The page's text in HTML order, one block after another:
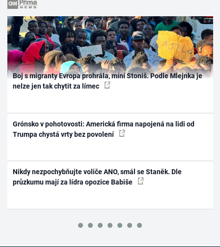
Boj s migranty Evropa prohrála, míní Stoniš. Podle Mlejnka je
nelze jen tak chytit za límec
Grónsko v pohotovosti: Americká firma napojená na lidi od
Trumpa chystá vrty bez povolení
Nikdy nezpochybňujte voliče ANO, smál se Staněk. Dle
průzkumu mají za lídra opozice Babiše